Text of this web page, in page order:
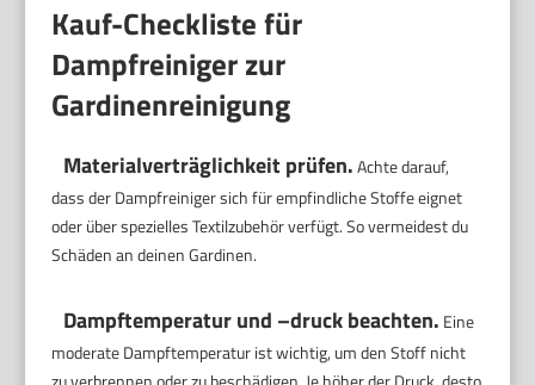
Kauf-Checkliste für
Dampfreiniger zur
Gardinenreinigung
Materialverträglichkeit prüfen.Achte darauf,
dass der Dampfreiniger sich für empfindliche Stoffe eignet
oder über spezielles Textilzubehör verfügt. So vermeidest du
Schäden an deinen Gardinen.
Dampftemperatur und –druck beachten. Eine
moderate Dampftemperatur ist wichtig, um den Stoff nicht